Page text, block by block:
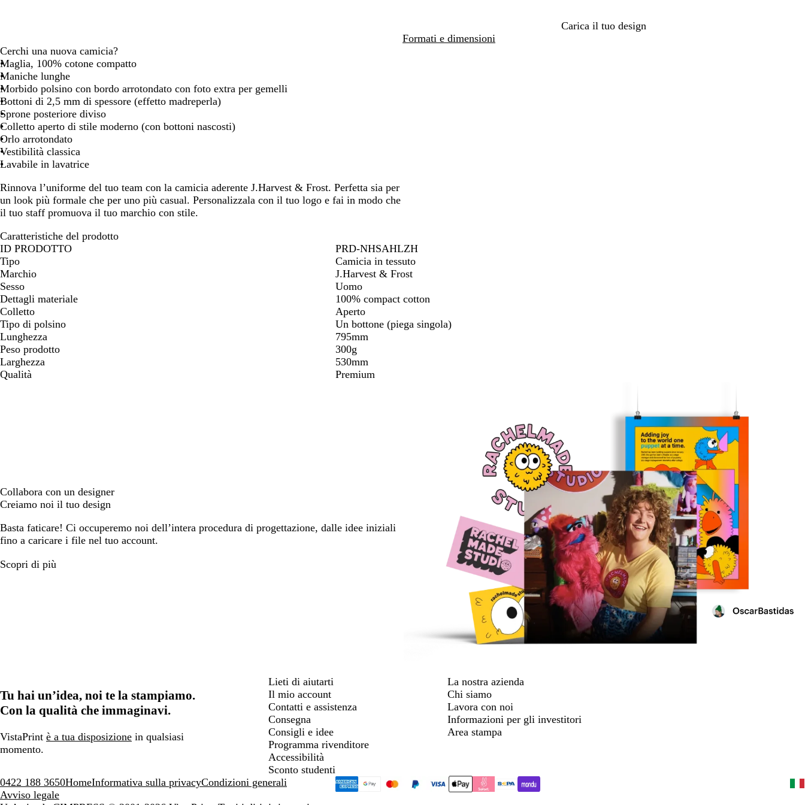
e
Carica il tuo design
Formati e dimensioni
Cerchi una nuova camicia?
Maglia, 100% cotone compatto
Maniche lunghe
Morbido polsino con bordo arrotondato con foto extra per gemelli
Bottoni di 2,5 mm di spessore (effetto madreperla)
Sprone posteriore diviso
Colletto aperto di stile moderno (con bottoni nascosti)
Orlo arrotondato
Vestibilità classica
Lavabile in lavatrice
Rinnova l’uniforme del tuo team con la camicia aderente J.Harvest & Frost. Perfetta sia per
un look più formale che per uno più casual. Personalizzala con il tuo logo e fai in modo che
il tuo staff promuova il tuo marchio con stile.
Caratteristiche del prodotto
ID PRODOTTO
PRD-NHSAHLZH
Tipo
Camicia in tessuto
Marchio
J.Harvest & Frost
Sesso
Uomo
Dettagli materiale
100% compact cotton
Colletto
Aperto
Tipo di polsino
Un bottone (piega singola)
Lunghezza
795mm
Peso prodotto
300g
Larghezza
530mm
Qualità
Premium
Collabora con un designer
Creiamo noi il tuo design
Basta faticare! Ci occuperemo noi dell’intera procedura di progettazione, dalle idee iniziali
fino a caricare i file nel tuo account.
Scopri di più
Tu hai un’idea, noi te la stampiamo.
Con la qualità che immaginavi.
VistaPrint è a tua disposizione in qualsiasi
momento.
Lieti di aiutarti
Il mio account
Contatti e assistenza
Consegna
Consigli e idee
Programma rivenditore
Accessibilità
Sconto studenti
La nostra azienda
Chi siamo
Lavora con noi
Informazioni per gli investitori
Area stampa
0422 188 3650HomeInformativa sulla privacyCondizioni generali
Avviso legale